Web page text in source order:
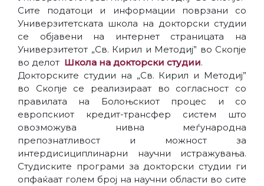
Сите податоци и информации поврзани со
Универзитетската школа на докторски студии
се објавени на интернет страницата на
Универзитетот „Св. Кирил и Методиј” во Скопје
во делот Школа на докторски студии.
Докторските студии на „Св. Кирил и Методиј”
во Скопје се реализираат во согласност со
правилата на Болоњскиот процес и со
европскиот кредит-трансфер систем што
овозможува нивна меѓународна
препознатливост и можност за
интердисициплинарни научни истражувања.
Студиските програми за докторски студии ги
опфаќаат голем број на научни области во сите